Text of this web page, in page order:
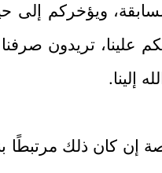
ويؤخركم إلى
علينا، تريدون صرفنا
إلينا.
إن كان ذلك